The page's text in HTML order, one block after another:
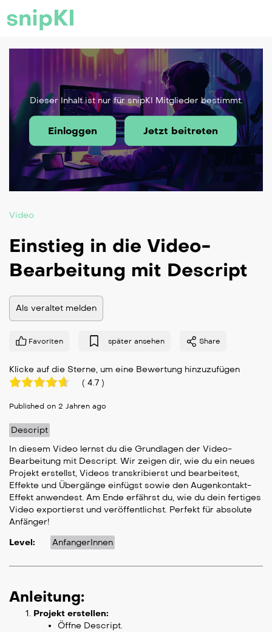
snipKI
Dieser Inhalt ist nur für snipKI Mitglieder bestimmt.
Einloggen Jetzt beitreten
Video
Einstieg in die Video-
Bearbeitung mit Descript
Als veraltet melden
Favoriten später ansehen Share
Klicke auf die Sterne, um eine Bewertung hinzuzufügen
( 4.7 )
Published on 2 Jahren ago
Descript
In diesem Video lernst du die Grundlagen der Video-
Bearbeitung mit Descript. Wir zeigen dir, wie du ein neues
Projekt erstellst, Videos transkribierst und bearbeitest,
Effekte und Übergänge einfügst sowie den Augenkontakt-
Effekt anwendest. Am Ende erfährst du, wie du dein fertiges
Video exportierst und veröffentlichst. Perfekt für absolute
Anfänger!
Level:
AnfangerInnen
Anleitung:
Projekt erstellen:
Öffne Descript.